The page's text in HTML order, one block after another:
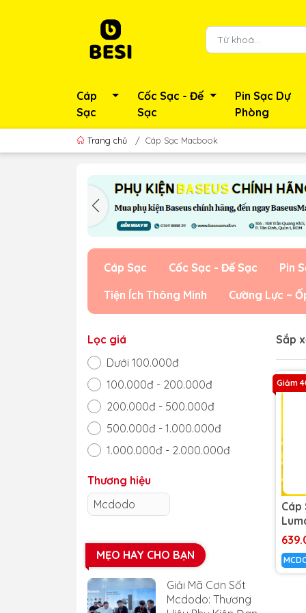
Cáp
Sạc
Cốc Sạc - Đế
Sạc
Pin Sạc Dự
Phòng
Trang chủ / Cáp Sạc Macbook
Cáp Sạc Cốc Sạc - Đế Sạc Pin
Tiện Ích Thông Minh
Cường Lực ~
Sắp
Giảm
Cáp
Dài
Lọc giá
Dưới 100.000đ
100.000đ - 200.000đ
200.000đ - 500.000đ
500.000đ - 1.000.000đ
1.000.000đ - 2.000.000đ
Thương hiệu
Mcdodo
MẸO HAY CHO BẠN
Giải Mã Cơn Sốt
Mcdodo: Thương